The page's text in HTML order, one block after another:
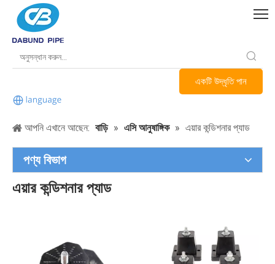
একটি উদ্ধৃতি পান
আপনি এখানে আছেন: বাড়ি » এসি আনুষাঙ্গিক » এয়ার কন্ডিশনার প্যাড
পণ্য বিভাগ
এয়ার কন্ডিশনার প্যাড